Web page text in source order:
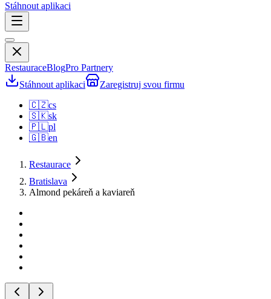
Stáhnout aplikaci
RestauraceBlogPro Partnery
Stáhnout aplikaci
Zaregistruj svou firmu
🇨🇿cs
🇸🇰sk
🇵🇱pl
🇬🇧en
Restaurace
Bratislava
Almond pekáreň a kaviareň